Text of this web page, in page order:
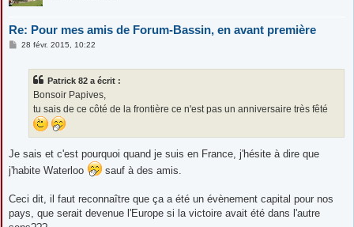
Re: Pour mes amis de Forum-Bassin, en avant première
M28 févr. 2015, 10:22
Patrick 82 a écrit :
Bonsoir Papives,
tu sais de ce côté de la frontière ce n'est pas un anniversaire très fêté
Je sais et c'est pourquoi quand je suis en France, j'hésite à dire que
j'habite Waterloo
sauf à des amis.
Ceci dit, il faut reconnaître que ça a été un évènement capital pour nos
pays, que serait devenue l'Europe si la victoire avait été dans l'autre